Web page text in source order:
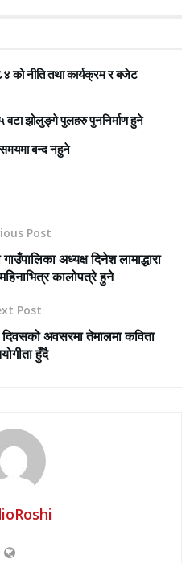
को नीति तथा कार्यक्रम र बजेट
५ वटा झोलुङ्गे पुलहरु पुननिर्माण हुने
बन्द नहुने
Post
अध्यक्ष दिनेश लामाद्धारा
कालोपत्रे हुने
Post
अवसरमा तेमालमा कविता
हुँदै